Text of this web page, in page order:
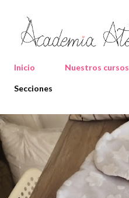
Inicio Nuestros cursos
Secciones